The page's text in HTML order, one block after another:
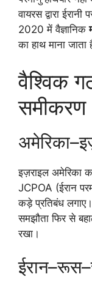
वायरस द्वारा
2020 में वैज्ञानिक
का हाथ माना जाता
वैश्विक
समीकरण
इज़राइल अमेरिका
JCPOA (ईरान
कड़े प्रतिबंध
समझौता फिर से
रखा।